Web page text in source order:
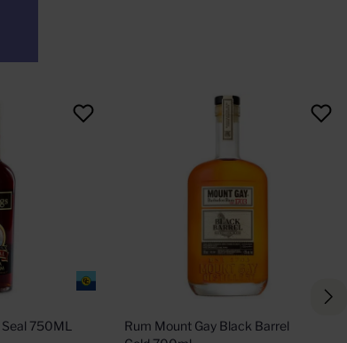
750ML
Rum Mount Gay Black Barrel